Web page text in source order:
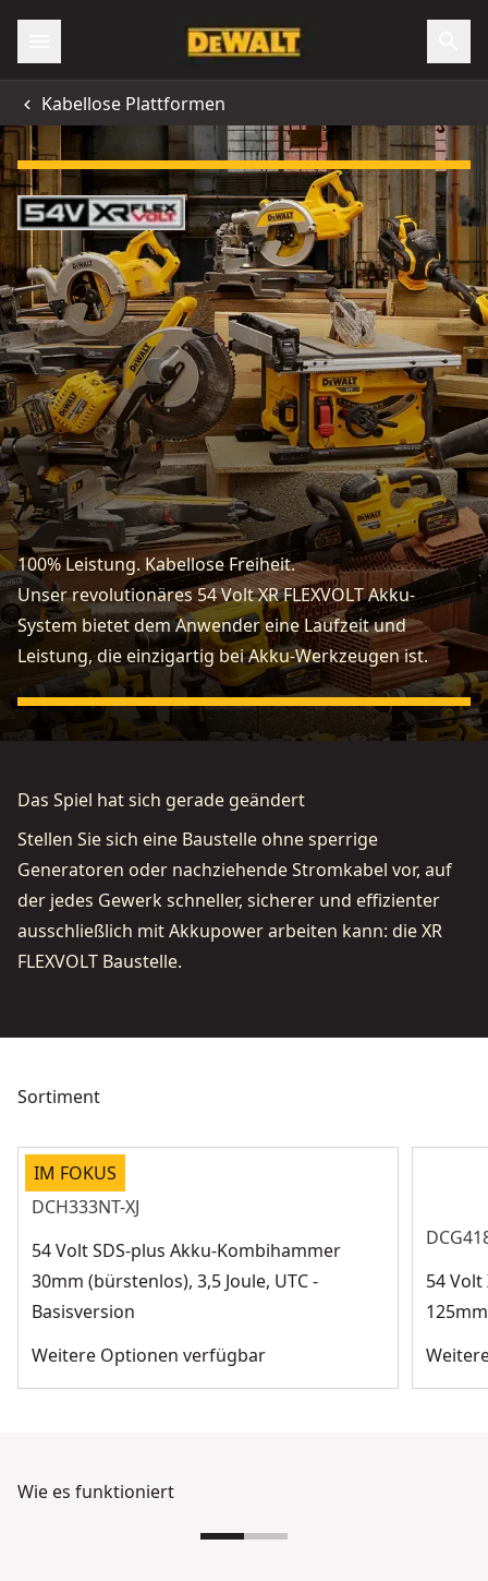
Kabellose Plattformen
100% Leistung. Kabellose Freiheit.
Unser revolutionäres 54 Volt XR FLEXVOLT Akku-
System bietet dem Anwender eine Laufzeit und
Leistung, die einzigartig bei Akku-Werkzeugen ist.
Das Spiel hat sich gerade geändert
Stellen Sie sich eine Baustelle ohne sperrige
Generatoren oder nachziehende Stromkabel vor, auf
der jedes Gewerk schneller, sicherer und effizienter
ausschließlich mit Akkupower arbeiten kann: die XR
FLEXVOLT Baustelle.
Video ansehen
Sortiment
IM FOKUS
DCH333NT-XJ
54 Volt SDS-plus Akku-Kombihammer
30mm (bürstenlos), 3,5 Joule, UTC -
Basisversion
Weitere Optionen verfügbar
54 Volt
Wie es funktioniert